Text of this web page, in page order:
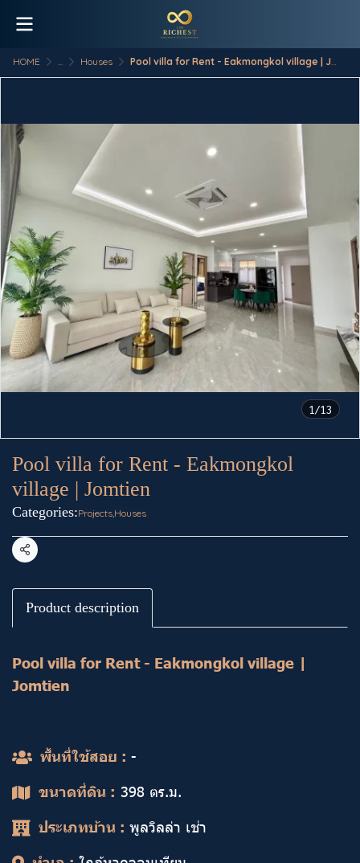
HOME ... Houses Pool villa for Rent - Eakmongkol village | Jomtien
1/13
Pool villa for Rent - Eakmongkol
village | Jomtien
Categories:Projects,Houses
Share
Product description
Pool villa for Rent - Eakmongkol village |
Jomtien
พื้นที่ใช้สอย : -
ขนาดที่ดิน : 398 ตร.ม.
ประเภทบ้าน : พูลวิลล่า เช่า